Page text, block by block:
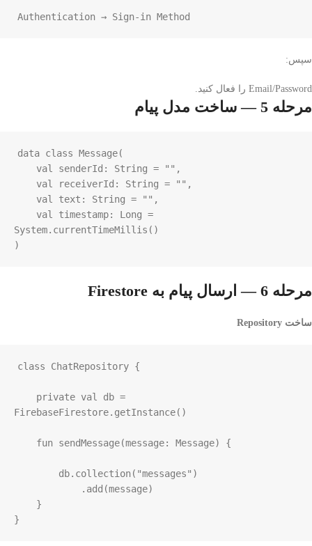
Authentication → Sign-in Method
سپس:
Email/Password را فعال کنید.
مرحله 5 — ساخت مدل پیام
data class Message(
val
senderId : String = "" ,
val
receiverId : String = "" ,
val
text : String = "" ,
val
timestamp: Long =
System. currentTimeMillis ()
)
مرحله 6 — ارسال پیام به Firestore
ساخت Repository
class ChatRepository {
private val db =
FirebaseFirestore. getInstance()
fun sendMessage(message: Message) {
db. collection( "messages" )
            .
add (message)
}